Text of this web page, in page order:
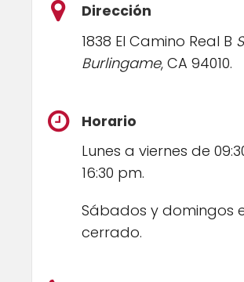
Dirección
1838 El Camino Real B
Burlingame, CA 94010.
Horario
Lunes a viernes de
16:30 pm.
Sábados y domingos
cerrado.